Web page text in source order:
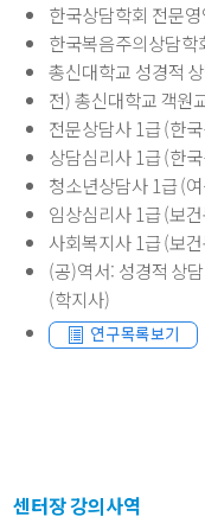
한국상담학회 전문
한국복음주의상담학
총신대학교 성경적
전) 총신대학교 객원
전문상담사 1급 (한
상담심리사 1급 (한
청소년상담사 1급 (
임상심리사 1급 (보
사회복지사 1급 (보
(공)역서: 성경적 상
(학지사)
센터장 강의사역